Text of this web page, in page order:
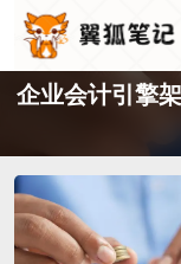
企业会计引擎